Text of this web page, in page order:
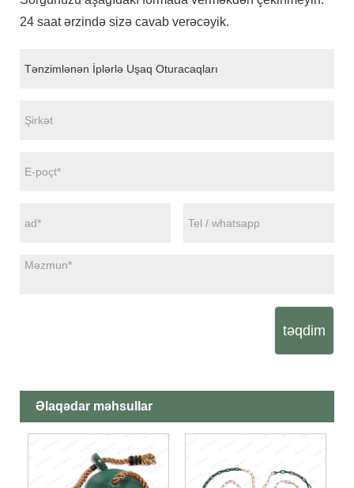
24 saat ərzində sizə cavab verəcəyik.
təqdim
Əlaqədar məhsullar